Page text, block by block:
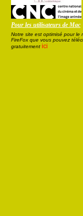
Pour les utilisateurs de Mac
Notre site est optimisé pour le
FireFox que vous pouvez
gratuitement ici